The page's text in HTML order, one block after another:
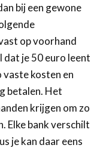
bij een gewone
op voorhand
dat je 50 euro leent
vaste kosten en
betalen. Het
krijgen om zo
Elke bank verschilt
je kan daar eens